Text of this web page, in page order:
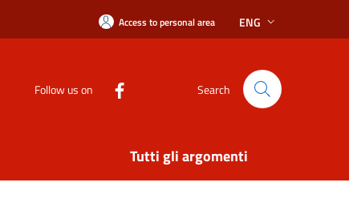
Access to personal area ENG
Follow us on Search
Tutti gli argomenti